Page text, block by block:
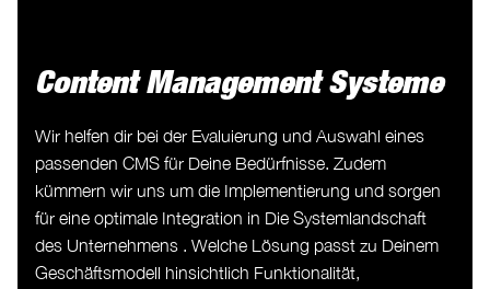
Content Management Systeme
Wir helfen dir bei der Evaluierung und Auswahl eines
passenden CMS für Deine Bedürfnisse. Zudem
kümmern wir uns um die Implementierung und sorgen
für eine optimale Integration in Die Systemlandschaft
des Unternehmens . Welche Lösung passt zu Deinem
Geschäftsmodell hinsichtlich Funktionalität,